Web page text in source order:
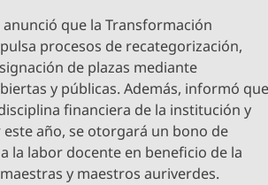
anunció que la Transformación
procesos de recategorización,
de plazas mediante
y públicas. Además, informó
financiera de la institución y
año, se otorgará un bono de
la labor docente en beneficio de la
y maestros auriverdes.